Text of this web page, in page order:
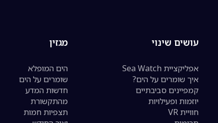
עושים שינוי
אפליקציית Sea Watch
איך שומרים על הים?
קמפיינים סביבתיים
יוזמות ופעילויות
חוויית VR
מגזין
הים המופלא
שומרים על הים
חדשות המדע
מהתקשורת
תצפיות חמות